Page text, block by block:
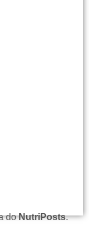
doNutriPosts.